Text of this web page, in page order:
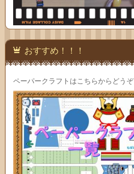
おすすめ！！！
ペーパークラフトはこちらからどうぞ